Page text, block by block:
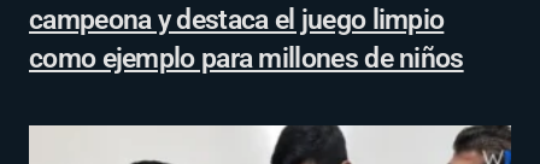
campeona y destaca el juego limpio
como ejemplo para millones de niños